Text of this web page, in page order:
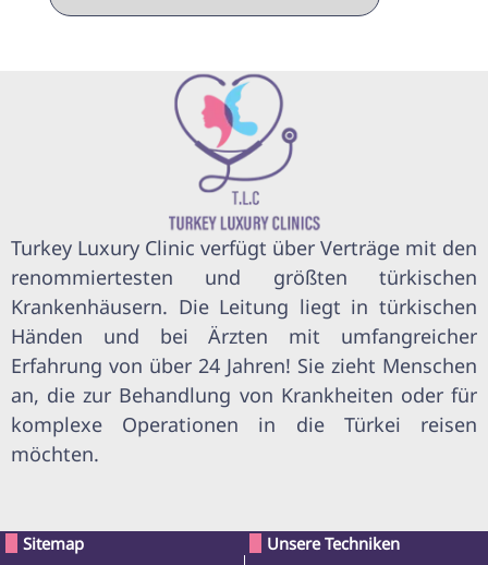
Turkey Luxury Clinic verfügt über Verträge mit den
renommiertesten und größten türkischen
Krankenhäusern. Die Leitung liegt in türkischen
Händen und bei Ärzten mit umfangreicher
Erfahrung von über 24 Jahren! Sie zieht Menschen
an, die zur Behandlung von Krankheiten oder für
komplexe Operationen in die Türkei reisen
möchten.
Sitemap Unsere Techniken